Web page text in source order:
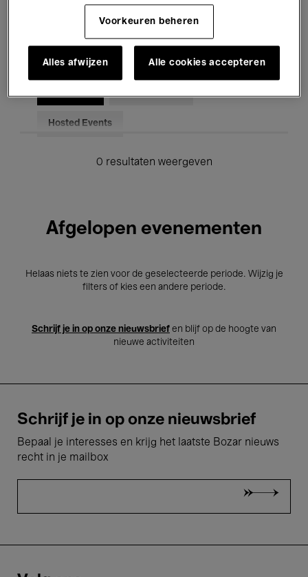
Elektronische Muziek
Voor iedereen Kids’ Palace
Hosted Events
0 resultaten weergeven
Afgelopen evenementen
Helaas niets te zien voor de geselecteerde periode. Wijzig je
filters of kies een andere periode.
Schrijf je in op onze nieuwsbrief en blijf op de hoogte van
nieuwe activiteiten
Schrijf je in op onze nieuwsbrief
Bepaal je interesses en krijg het laatste Bozar nieuws
recht in je mailbox
Voorkeuren beheren
Alles afwijzen Alle cookies accepteren